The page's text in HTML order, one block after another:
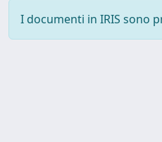
I documenti in IRIS sono